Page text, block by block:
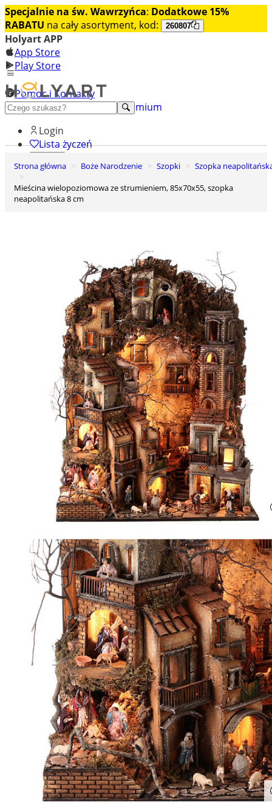
Specjalnie na św. Wawrzyńca: Dodatkowe 15%
RABATU na cały asortyment, kod: 260807
Holyart APP
App Store
Play Store
Pomoc i Kontakty
+48 222 922 860
Odkryj premium
Login
Lista życzeń
0
Strona główna Boże Narodzenie Szopki
Szopka
Mieścina wielopoziomowa ze strumieniem, 85x70x55, szopka
neapolitańska 8 cm